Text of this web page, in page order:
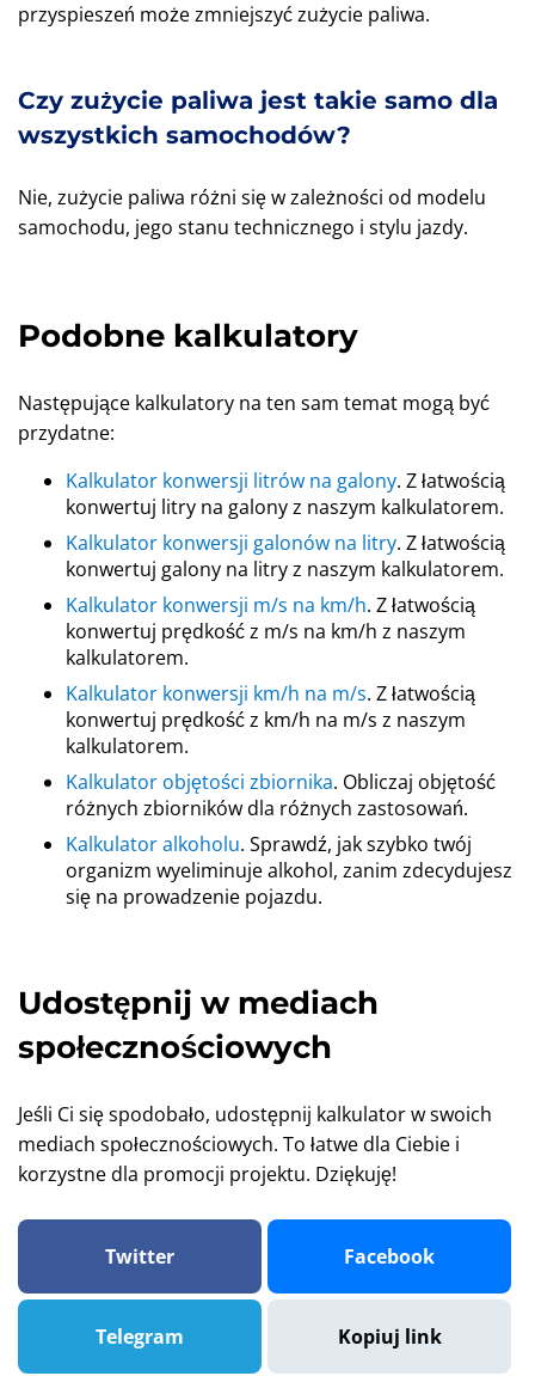
przyspieszeń może zmniejszyć zużycie paliwa.
Czy zużycie paliwa jest takie samo dla
wszystkich samochodów?
Nie, zużycie paliwa różni się w zależności od modelu
samochodu, jego stanu technicznego i stylu jazdy.
Podobne kalkulatory
Następujące kalkulatory na ten sam temat mogą być
przydatne:
Kalkulator konwersji litrów na galony. Z łatwością
konwertuj litry na galony z naszym kalkulatorem.
Kalkulator konwersji galonów na litry. Z łatwością
konwertuj galony na litry z naszym kalkulatorem.
Kalkulator konwersji m/s na km/h. Z łatwością
konwertuj prędkość z m/s na km/h z naszym
kalkulatorem.
Kalkulator konwersji km/h na m/s. Z łatwością
konwertuj prędkość z km/h na m/s z naszym
kalkulatorem.
Kalkulator objętości zbiornika. Obliczaj objętość
różnych zbiorników dla różnych zastosowań.
Kalkulator alkoholu. Sprawdź, jak szybko twój
organizm wyeliminuje alkohol, zanim zdecydujesz
się na prowadzenie pojazdu.
Udostępnij w mediach
społecznościowych
Jeśli Ci się spodobało, udostępnij kalkulator w swoich
mediach społecznościowych. To łatwe dla Ciebie i
korzystne dla promocji projektu. Dziękuję!
Twitter Facebook
Telegram Kopiuj link